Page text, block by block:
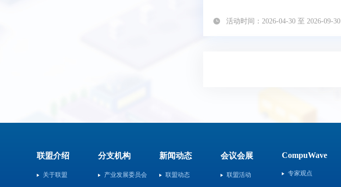
活动时间：2026-04-30 至 2026-09-30
联盟介绍
关于联盟
分支机构
产业发展委员会
新闻动态
联盟动态
会议会展
联盟活动
CompuWave
专家观点